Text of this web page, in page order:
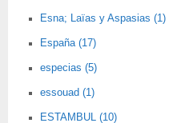
Esna; Laïas y Aspasias (1)
España (17)
especias (5)
essouad (1)
ESTAMBUL (10)